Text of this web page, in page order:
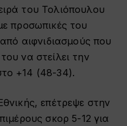
του Τολιόπουλου
προσωπικές του
αιφνιδιασμούς που
να στείλει την
+14 (48-34).
επέτρεψε στην
σκορ 5-12 για